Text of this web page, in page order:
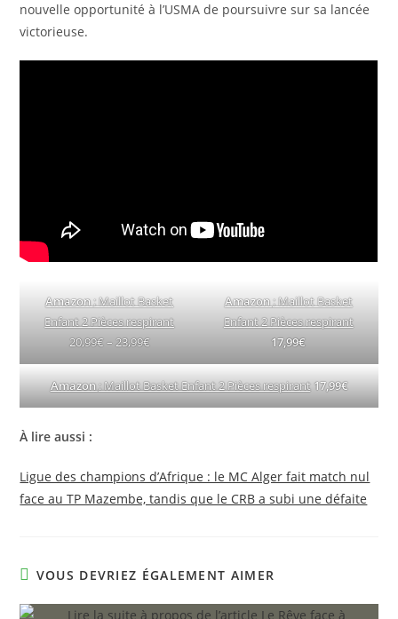
nouvelle opportunité à l’USMA de poursuivre sur sa lancée
victorieuse.
Amazon: Maillot Basket
Enfant 2 Pièces respirant
20,99€ – 23,99€
Amazon: Maillot Basket
Enfant 2 Pièces respirant
17,99€
Amazon: Maillot Basket Enfant 2 Pièces respirant17,99€
À lire aussi :
Ligue des champions d’Afrique : le MC Alger fait match nul
face au TP Mazembe, tandis que le CRB a subi une défaite
VOUS DEVRIEZ ÉGALEMENT AIMER